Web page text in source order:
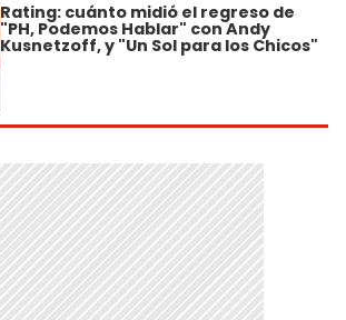
Rating: cuánto midió el regreso de
"PH, Podemos Hablar" con Andy
Kusnetzoff, y "Un Sol para los Chicos"